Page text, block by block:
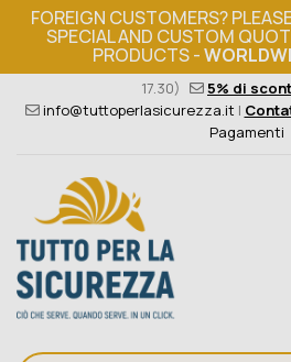
FOREIGN CUSTOMERS?
SPECIAL AND CUSTOM
PRODUCTS -
Ordine minimo 149€+iva 376
17.30)
5% di
info@tuttoperlasicurezza.it |
Pagamenti